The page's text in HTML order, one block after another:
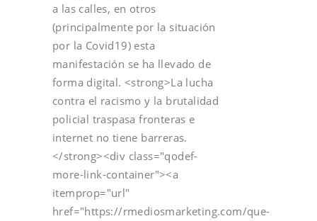
a las calles, en otros
(principalmente por la situación
por la Covid19) esta
manifestación se ha llevado de
forma digital. <strong>La lucha
contra el racismo y la brutalidad
policial traspasa fronteras e
internet no tiene barreras.
</strong><div class="qodef-
more-link-container"><a
itemprop="url"
href="https://rmediosmarketing.com/que-